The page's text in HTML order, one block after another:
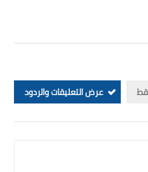
عرض التعليقات والردود